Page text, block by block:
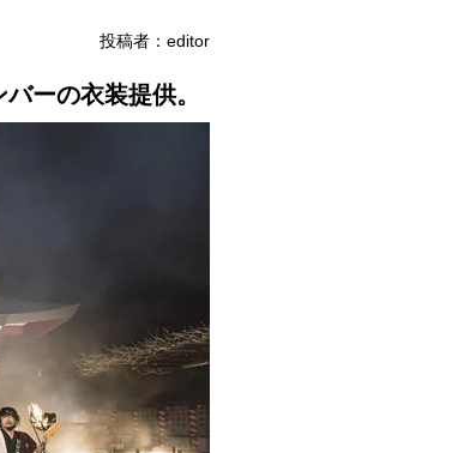
投稿者： editor
ーの衣装提供。